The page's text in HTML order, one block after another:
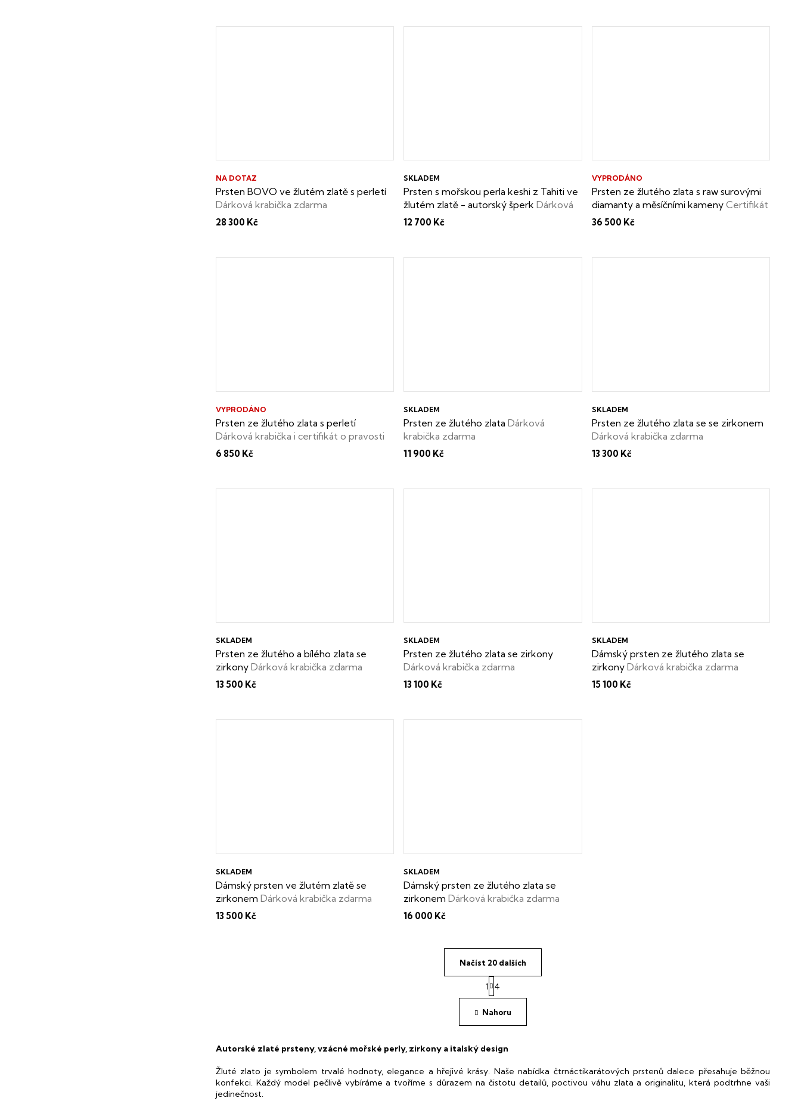
Prsten BOVO ve žlutém zlatě s perletí
Dárková krabička zdarma
NA DOTAZ
28 300 Kč
Prsten s mořskou perla keshi z Tahiti ve
žlutém zlatě - autorský šperkDárková
krabička i certifikát o pravosti keshi
SKLADEM
12 700 Kč
Prsten ze žlutého zlata s raw surovými
diamanty a měsíčními kameny Certifikát
o pravosti raw diamantů, měsíčních
VYPRODÁNO
36 500 Kč
Prsten ze žlutého zlata s perletí
Dárková krabička i certifikát o pravosti
perleti zdarma
VYPRODÁNO
6 850 Kč
Prsten ze žlutého zlataDárková
krabička zdarma
SKLADEM
11 900 Kč
Prsten ze žlutého zlata se se zirkonem
Dárková krabička zdarma
SKLADEM
13 300 Kč
Prsten ze žlutého a bílého zlata se
zirkony Dárková krabička zdarma
SKLADEM
13 500 Kč
Prsten ze žlutého zlata se zirkony
Dárková krabička zdarma
SKLADEM
13 100 Kč
Dámský prsten ze žlutého zlata se
zirkony Dárková krabička zdarma
SKLADEM
15 100 Kč
Dámský prsten ve žlutém zlatě se
zirkonem Dárková krabička zdarma
SKLADEM
13 500 Kč
Dámský prsten ze žlutého zlata se
zirkonemDárková krabička zdarma
SKLADEM
16 000 Kč
O
v
l
á
a
í
p
Načíst 20 dalších
S
t
r
á
v
n
í
1 4
Nahoru
Autorské zlaté prsteny, vzácné mořské perly, zirkony a italský design
Žluté zlato je symbolem trvalé hodnoty, elegance a hřejivé krásy. Naše nabídka čtrnáctikarátových prstenů dalece přesahuje běžnou
konfekci. Každý model pečlivě vybíráme a tvoříme s důrazem na čistotu detailů, poctivou váhu zlata a originalitu, která podtrhne vaši
jedinečnost.